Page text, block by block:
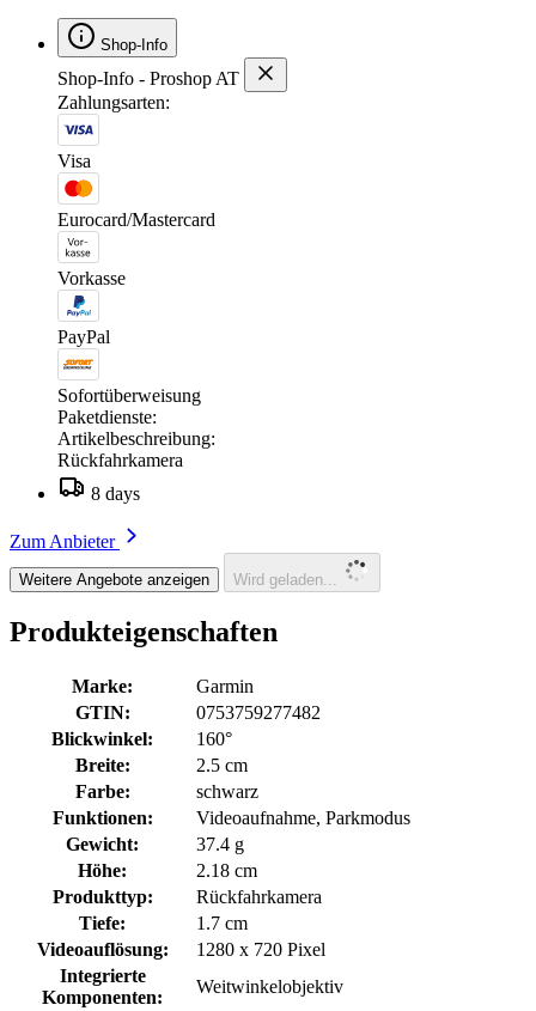
Shop-Info
Shop-Info - Proshop AT
Zahlungsarten:
Visa
Eurocard/Mastercard
Vorkasse
PayPal
Sofortüberweisung
Paketdienste:
Artikelbeschreibung:
Rückfahrkamera
8 days
Zum Anbieter
Weitere Angebote anzeigen Wird geladen...
Produkteigenschaften
Marke:
Garmin
GTIN:
0753759277482
Blickwinkel:
160°
Breite:
2.5 cm
Farbe:
schwarz
Funktionen:
Videoaufnahme, Parkmodus
Gewicht:
37.4 g
Höhe:
2.18 cm
Produkttyp:
Rückfahrkamera
Tiefe:
1.7 cm
Videoauflösung:
1280 x 720 Pixel
Integrierte
Komponenten:
Weitwinkelobjektiv